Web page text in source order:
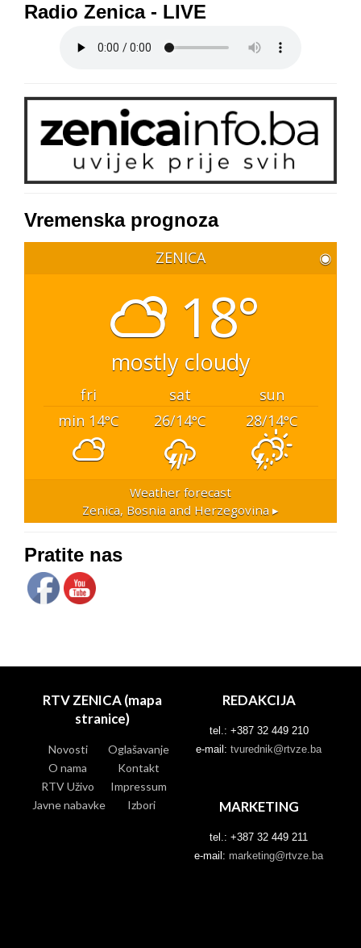
Radio Zenica - LIVE
Vremenska prognoza
ZENICA ◉
18°
mostly cloudy
fri sat
sun
min 14°C 26/14°C 28/14°C
Weather forecast
Zenica, Bosnia and Herzegovina ▸
Pratite nas
RTV ZENICA (mapa
stranice)
Novosti
Oglašavanje
O nama
Kontakt
RTV Uživo
Impressum
Javne nabavke
Izbori
REDAKCIJA
tel.: +387 32 449 210
e-mail: tvurednik@rtvze.ba
MARKETING
tel.: +387 32 449 211
e-mail: marketing@rtvze.ba